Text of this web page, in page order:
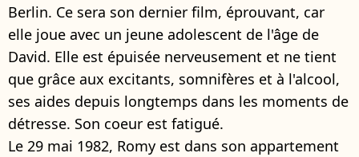
Berlin. Ce sera son dernier film, éprouvant, car
elle joue avec un jeune adolescent de l'âge de
David. Elle est épuisée nerveusement et ne tient
que grâce aux excitants, somnifères et à l'alcool,
ses aides depuis longtemps dans les moments de
détresse. Son coeur est fatigué.
Le 29 mai 1982, Romy est dans son appartement